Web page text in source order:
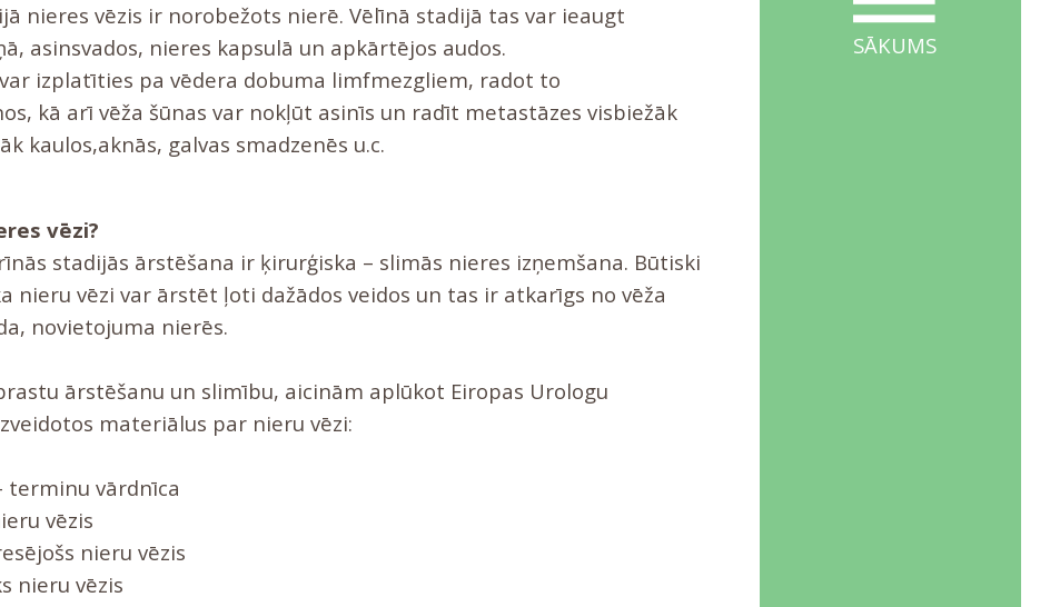
SĀKUMS
nieres vēzis ir norobežots nierē. Vēlīnā stadijā tas var ieaugt
asinsvados, nieres kapsulā un apkārtējos audos.
izplatīties pa vēdera dobuma limfmezgliem, radot to
kā arī vēža šūnas var nokļūt asinīs un radīt metastāzes visbiežāk
kaulos,aknās, galvas smadzenēs u.c.
vēzi?
stadijās ārstēšana ir ķirurģiska – slimās nieres izņemšana. Būtiski
nieru vēzi var ārstēt ļoti dažādos veidos un tas ir atkarīgs no vēža
novietojuma nierēs.
ārstēšanu un slimību, aicinām aplūkot Eiropas Urologu
materiālus par nieru vēzi:
terminu vārdnīca
vēzis
nieru vēzis
nieru vēzis